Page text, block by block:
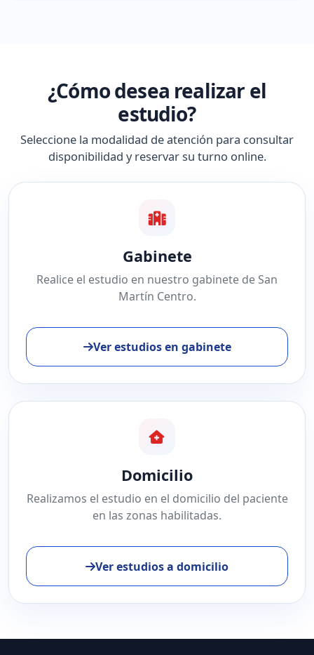
¿Cómo desea realizar el
estudio?
Seleccione la modalidad de atención para consultar
disponibilidad y reservar su turno online.
Gabinete
Realice el estudio en nuestro gabinete de San
Martín Centro.
Ver estudios en gabinete
Domicilio
Realizamos el estudio en el domicilio del paciente
en las zonas habilitadas.
Ver estudios a domicilio